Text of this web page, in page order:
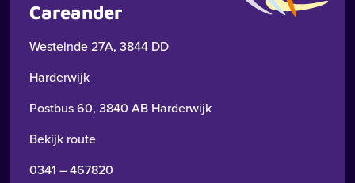
Careander
Westeinde 27A, 3844 DD
Harderwijk
Postbus 60, 3840 AB Harderwijk
Bekijk route
0341 – 467820